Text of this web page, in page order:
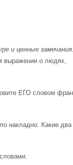
и ценные замечания.
о людях,
ЕГО словом
накладно. Какие два